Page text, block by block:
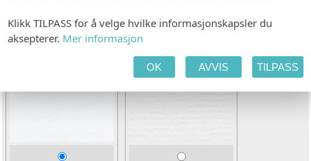
VELG ØNSKET PAPIR
Klikk TILPASS for å velge hvilke informasjonskapsler du
aksepterer. Mer informasjon
OK AVVIS TILPASS